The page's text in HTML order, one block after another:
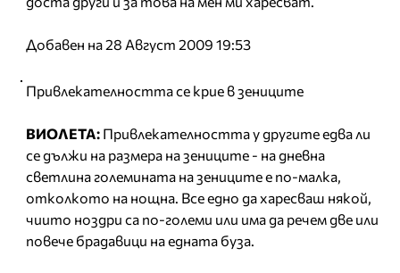
Добавен на 28 Август 2009 19:53
Привлекателността се крие в зениците
ВИОЛЕТА: Привлекателността у другите едва ли
се дължи на размера на зениците - на дневна
светлина големината на зениците е по-малка,
отколкото на нощна. Все едно да харесваш някой,
чиито ноздри са по-големи или има да речем две или
повече брадавици на едната буза.